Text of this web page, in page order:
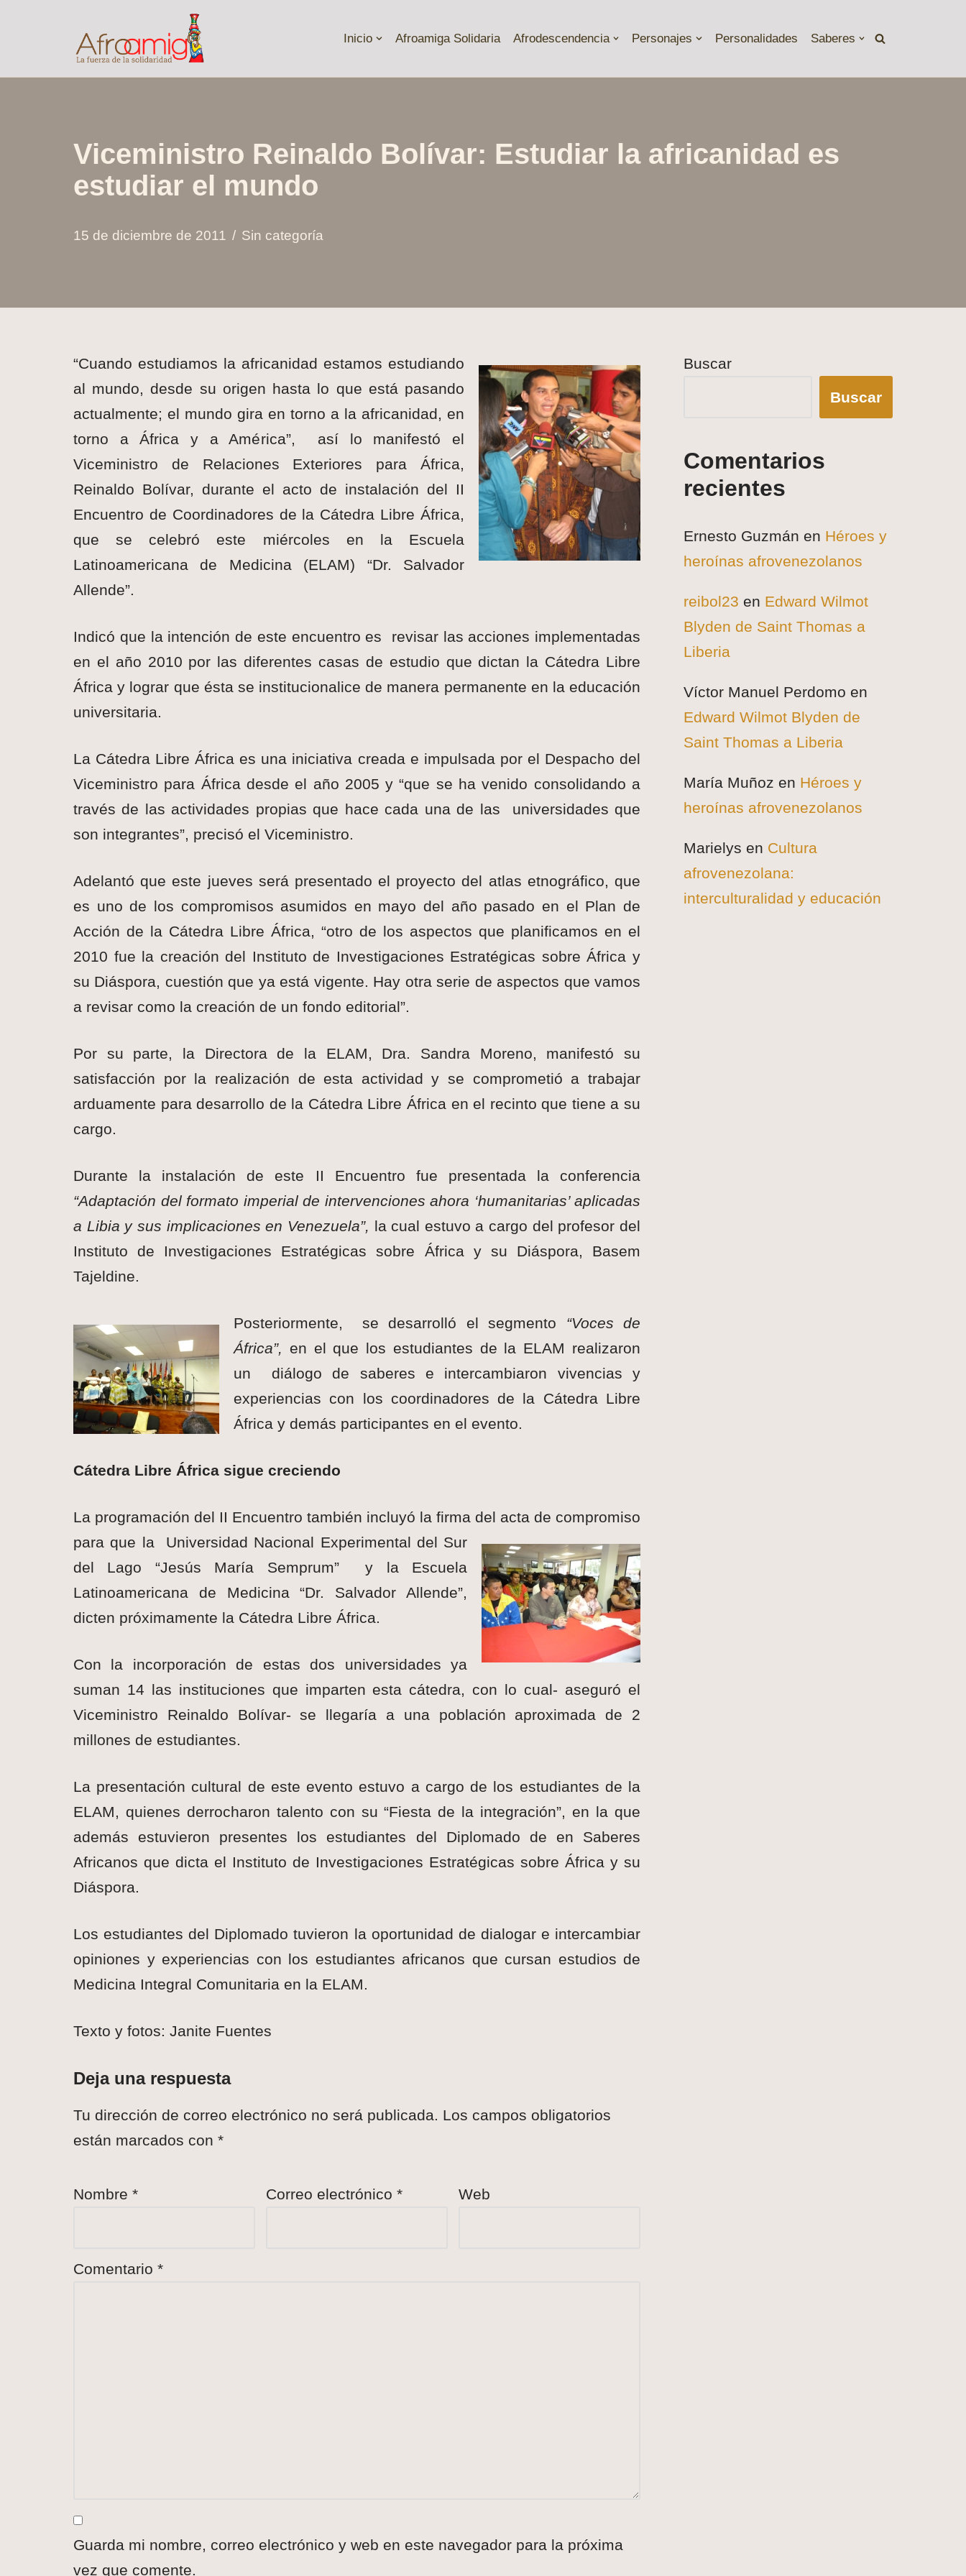
Inicio Afroamiga Solidaria Afrodescendencia Personajes Personalidades Saberes
Viceministro Reinaldo Bolívar: Estudiar la africanidad es
estudiar el mundo
15 de diciembre de 2011 Sin categoría
“Cuando estudiamos la africanidad estamos estudiando
al mundo, desde su origen hasta lo que está pasando
actualmente; el mundo gira en torno a la africanidad, en
torno a África y a América”,
así lo manifestó el
Viceministro de Relaciones Exteriores para África,
Reinaldo Bolívar, durante el acto de instalación del II
Encuentro de Coordinadores de la Cátedra Libre África,
que se celebró este miércoles en la Escuela
Latinoamericana de Medicina (ELAM) “Dr. Salvador
Allende”.
Indicó que la intención de este encuentro es revisar las acciones implementadas
en el año 2010 por las diferentes casas de estudio que dictan la Cátedra Libre
África y lograr que ésta se institucionalice de manera permanente en la educación
universitaria.
La Cátedra Libre África es una iniciativa creada e impulsada por el Despacho del
Viceministro para África desde el año 2005 y “que se ha venido consolidando a
través de las actividades propias que hace cada una de las universidades que
son integrantes”, precisó el Viceministro.
Adelantó que este jueves será presentado el proyecto del atlas etnográfico, que
es uno de los compromisos asumidos en mayo del año pasado en el Plan de
Acción de la Cátedra Libre África, “otro de los aspectos que planificamos en el
2010 fue la creación del Instituto de Investigaciones Estratégicas sobre África y
su Diáspora, cuestión que ya está vigente. Hay otra serie de aspectos que vamos
a revisar como la creación de un fondo editorial”.
Por su parte, la Directora de la ELAM, Dra. Sandra Moreno, manifestó su
satisfacción por la realización de esta actividad y se comprometió a trabajar
arduamente para desarrollo de la Cátedra Libre África en el recinto que tiene a su
cargo.
Durante la instalación de este II Encuentro fue presentada la conferencia
“Adaptación del formato imperial de intervenciones ahora ‘humanitarias’ aplicadas
a Libia y sus implicaciones en Venezuela”, la cual estuvo a cargo del profesor del
Instituto de Investigaciones Estratégicas sobre África y su Diáspora, Basem
Tajeldine.
Posteriormente, se desarrolló el segmento “Voces de
África”, en el que los estudiantes de la ELAM realizaron
un diálogo de saberes e intercambiaron vivencias y
experiencias con los coordinadores de la Cátedra Libre
África y demás participantes en el evento.
Cátedra Libre África sigue creciendo
La programación del II Encuentro también incluyó la firma del acta de compromiso
para que la Universidad Nacional Experimental del Sur
del Lago “Jesús María Semprum” y la Escuela
Latinoamericana de Medicina “Dr. Salvador Allende”,
dicten próximamente la Cátedra Libre África.
Con la incorporación de estas dos universidades ya
suman 14 las instituciones que imparten esta cátedra, con lo cual- aseguró el
Viceministro Reinaldo Bolívar- se llegaría a una población aproximada de 2
millones de estudiantes.
La presentación cultural de este evento estuvo a cargo de los estudiantes de la
ELAM, quienes derrocharon talento con su “Fiesta de la integración”, en la que
además estuvieron presentes los estudiantes del Diplomado de en Saberes
Africanos que dicta el Instituto de Investigaciones Estratégicas sobre África y su
Diáspora.
Los estudiantes del Diplomado tuvieron la oportunidad de dialogar e intercambiar
opiniones y experiencias con los estudiantes africanos que cursan estudios de
Medicina Integral Comunitaria en la ELAM.
Texto y fotos: Janite Fuentes
Deja una respuesta
Tu dirección de correo electrónico no será publicada. Los campos obligatorios
están marcados con *
Nombre * Correo electrónico * Web
Comentario *
Guarda mi nombre, correo electrónico y web en este navegador para la próxima
vez que comente.
Buscar
Buscar
Comentarios
recientes
Ernesto Guzmán en Héroes y
heroínas afrovenezolanos
reibol23 en Edward Wilmot
Blyden de Saint Thomas a
Liberia
Víctor Manuel Perdomo en
Edward Wilmot Blyden de
Saint Thomas a Liberia
María Muñoz en Héroes y
heroínas afrovenezolanos
Marielys en Cultura
afrovenezolana:
interculturalidad y educación